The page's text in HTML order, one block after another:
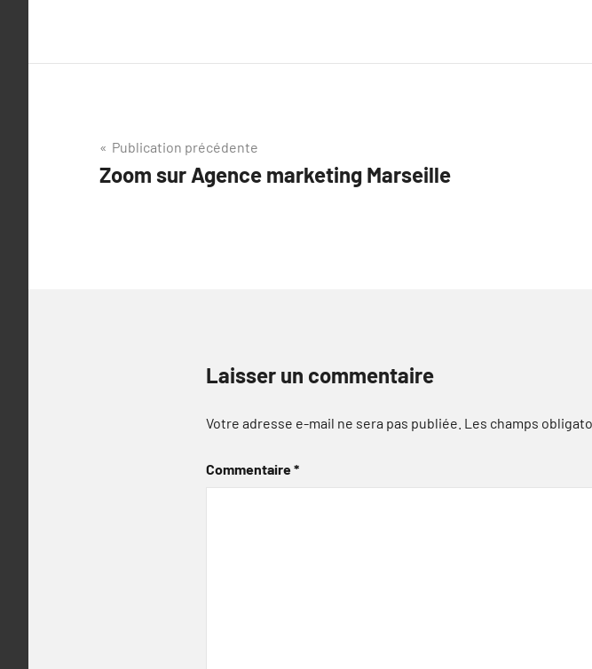
Navigation
de
Publication précédente
Zoom sur Agence marketing Marseille
Laisser un commentaire
Votre adresse e-mail ne sera pas publiée. Les champs
Commentaire*